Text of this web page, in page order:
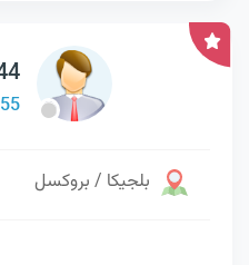
55 سنة من الجزائر
بلجيكا / بروكسل